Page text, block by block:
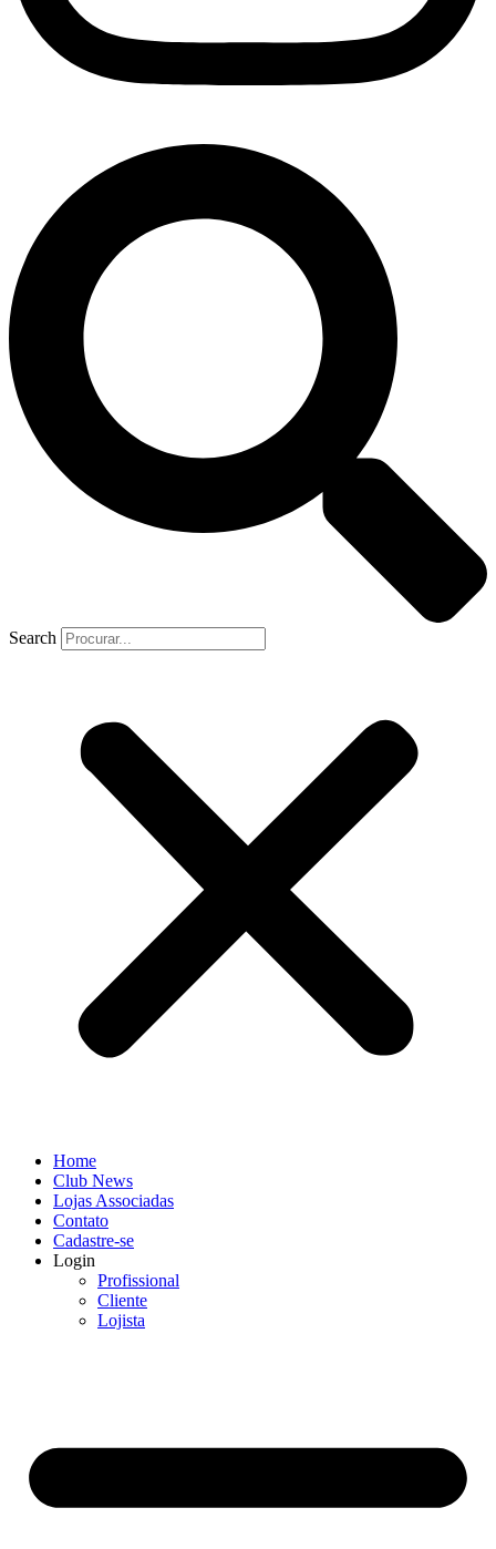
Search
Home
Club News
Lojas Associadas
Contato
Cadastre-se
Login
Profissional
Cliente
Lojista